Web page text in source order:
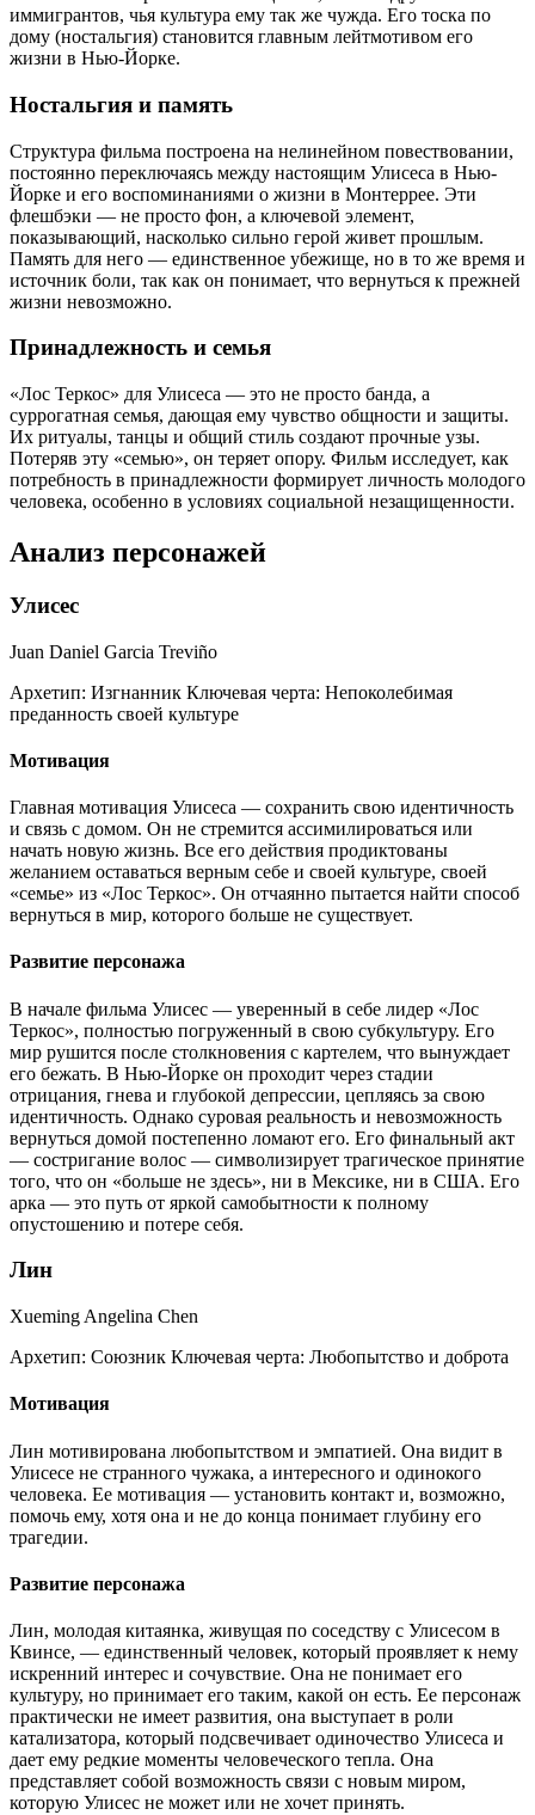
иммигрантов, чья культура ему так же чужда. Его тоска по
дому (ностальгия) становится главным лейтмотивом его
жизни в Нью-Йорке.
Ностальгия и память
Структура фильма построена на нелинейном повествовании,
постоянно переключаясь между настоящим Улисеса в Нью-
Йорке и его воспоминаниями о жизни в Монтеррее. Эти
флешбэки — не просто фон, а ключевой элемент,
показывающий, насколько сильно герой живет прошлым.
Память для него — единственное убежище, но в то же время и
источник боли, так как он понимает, что вернуться к прежней
жизни невозможно.
Принадлежность и семья
«Лос Теркос» для Улисеса — это не просто банда, а
суррогатная семья, дающая ему чувство общности и защиты.
Их ритуалы, танцы и общий стиль создают прочные узы.
Потеряв эту «семью», он теряет опору. Фильм исследует, как
потребность в принадлежности формирует личность молодого
человека, особенно в условиях социальной незащищенности.
Анализ персонажей
Улисес
Juan Daniel Garcia Treviño
Архетип: Изгнанник Ключевая черта: Непоколебимая
преданность своей культуре
Мотивация
Главная мотивация Улисеса — сохранить свою идентичность
и связь с домом. Он не стремится ассимилироваться или
начать новую жизнь. Все его действия продиктованы
желанием оставаться верным себе и своей культуре, своей
«семье» из «Лос Теркос». Он отчаянно пытается найти способ
вернуться в мир, которого больше не существует.
Развитие персонажа
В начале фильма Улисес — уверенный в себе лидер «Лос
Теркос», полностью погруженный в свою субкультуру. Его
мир рушится после столкновения с картелем, что вынуждает
его бежать. В Нью-Йорке он проходит через стадии
отрицания, гнева и глубокой депрессии, цепляясь за свою
идентичность. Однако суровая реальность и невозможность
вернуться домой постепенно ломают его. Его финальный акт
— состригание волос — символизирует трагическое принятие
того, что он «больше не здесь», ни в Мексике, ни в США. Его
арка — это путь от яркой самобытности к полному
опустошению и потере себя.
Лин
Xueming Angelina Chen
Архетип: Союзник Ключевая черта: Любопытство и доброта
Мотивация
Лин мотивирована любопытством и эмпатией. Она видит в
Улисесе не странного чужака, а интересного и одинокого
человека. Ее мотивация — установить контакт и, возможно,
помочь ему, хотя она и не до конца понимает глубину его
трагедии.
Развитие персонажа
Лин, молодая китаянка, живущая по соседству с Улисесом в
Квинсе, — единственный человек, который проявляет к нему
искренний интерес и сочувствие. Она не понимает его
культуру, но принимает его таким, какой он есть. Ее персонаж
практически не имеет развития, она выступает в роли
катализатора, который подсвечивает одиночество Улисеса и
дает ему редкие моменты человеческого тепла. Она
представляет собой возможность связи с новым миром,
которую Улисес не может или не хочет принять.